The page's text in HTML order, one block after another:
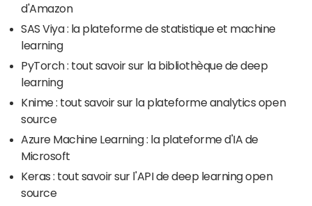
d'Amazon
SAS Viya : la plateforme de statistique et machine
learning
PyTorch : tout savoir sur la bibliothèque de deep
learning
Knime : tout savoir sur la plateforme analytics open
source
Azure Machine Learning : la plateforme d'IA de
Microsoft
Keras : tout savoir sur l'API de deep learning open
source